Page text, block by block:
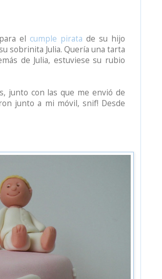
el cumple pirata de su hijo
sobrinita Julia. Quería una tarta
de Julia, estuviese su rubio
junto con las que me envió de
junto a mi móvil, snif! Desde